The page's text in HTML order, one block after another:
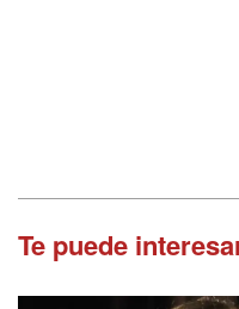
Te puede